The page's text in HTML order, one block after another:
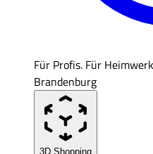
Für Profis. Für
Brandenburg
3D Shopping